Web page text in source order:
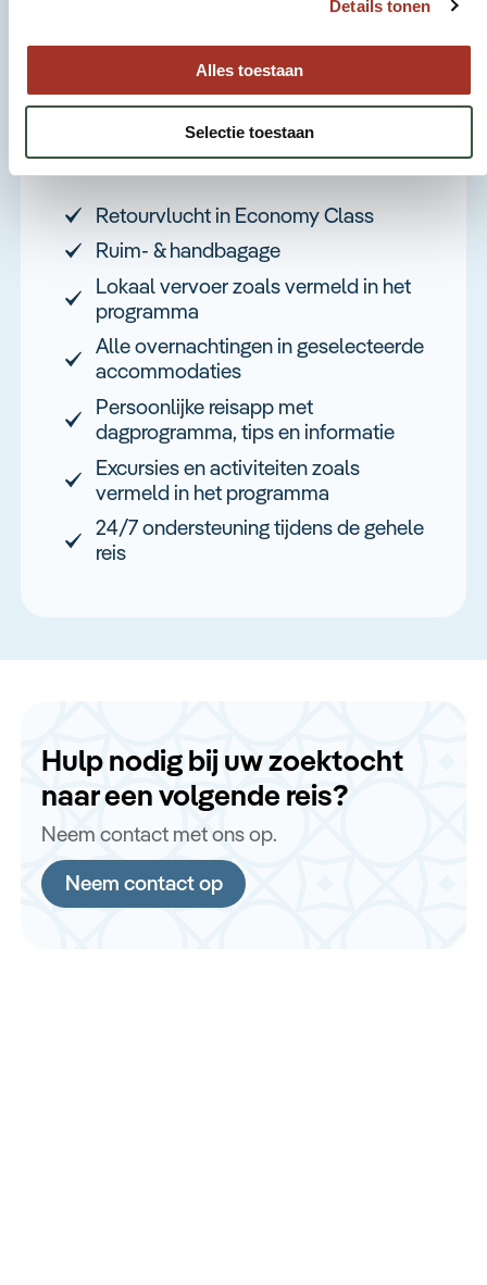
Details tonen
Alles toestaan
Selectie toestaan
Reis aanvragen
Retourvlucht in Economy Class
Ruim- & handbagage
Lokaal vervoer zoals vermeld in het
programma
Alle overnachtingen in geselecteerde
accommodaties
Persoonlijke reisapp met
dagprogramma, tips en informatie
Excursies en activiteiten zoals
vermeld in het programma
24/7 ondersteuning tijdens de gehele
reis
Hulp nodig bij uw zoektocht
naar een volgende reis?
Neem contact met ons op.
Neem contact op